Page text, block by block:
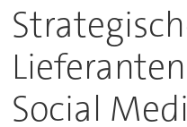
Social